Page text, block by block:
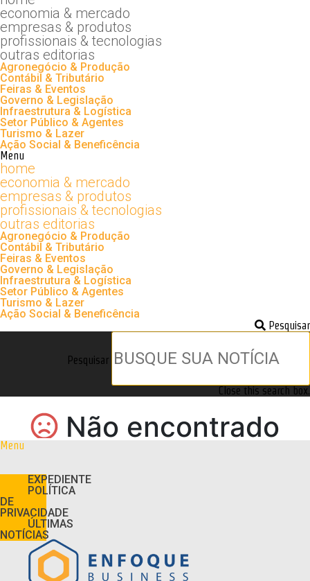
economia & mercado
empresas & produtos
profissionais & tecnologias
outras editorias
Agronegócio & Produção
Contábil & Tributário
Feiras & Eventos
Governo & Legislação
Infraestrutura & Logística
Setor Público & Agentes
Turismo & Lazer
Ação Social & Beneficência
Menu
home
economia & mercado
empresas & produtos
profissionais & tecnologias
outras editorias
Agronegócio & Produção
Contábil & Tributário
Feiras & Eventos
Governo & Legislação
Infraestrutura & Logística
Setor Público & Agentes
Turismo & Lazer
Ação Social & Beneficência
Pesquisar
Pesquisar
Close this search box.
Menu
EXPEDIENTE
POLÍTICA
DE
PRIVACIDADE
ÚLTIMAS
NOTÍCIAS